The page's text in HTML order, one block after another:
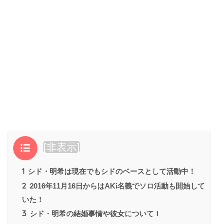
目次 [非表示]
1 シド・明希は現在でもシドのベースとして活動中！
2 2016年11月16日からはAKi名義でソロ活動も開始して
いた！
3 シド・明希の結婚事情や彼女について！